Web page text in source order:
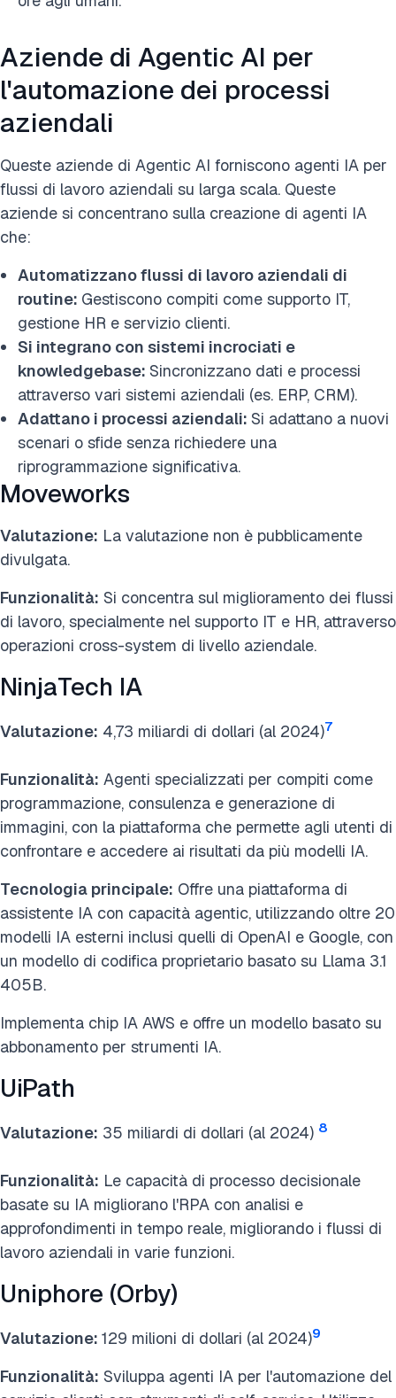
Aziende di Agentic AI per
l'automazione dei processi
aziendali
Queste aziende di Agentic AI forniscono agenti IA per
flussi di lavoro aziendali su larga scala. Queste
aziende si concentrano sulla creazione di agenti IA
che:
Automatizzano flussi di lavoro aziendali di
routine: Gestiscono compiti come supporto IT,
gestione HR e servizio clienti.
Si integrano con sistemi incrociati e
knowledgebase: Sincronizzano dati e processi
attraverso vari sistemi aziendali (es. ERP, CRM).
Adattano i processi aziendali: Si adattano a nuovi
scenari o sfide senza richiedere una
riprogrammazione significativa.
Moveworks
Valutazione: La valutazione non è pubblicamente
divulgata.
Funzionalità: Si concentra sul miglioramento dei flussi
di lavoro, specialmente nel supporto IT e HR, attraverso
operazioni cross-system di livello aziendale.
NinjaTech IA
Valutazione: 4,73 miliardi di dollari (al 2024)7
Funzionalità: Agenti specializzati per compiti come
programmazione, consulenza e generazione di
immagini, con la piattaforma che permette agli utenti di
confrontare e accedere ai risultati da più modelli IA.
Tecnologia principale: Offre una piattaforma di
assistente IA con capacità agentic, utilizzando oltre 20
modelli IA esterni inclusi quelli di OpenAI e Google, con
un modello di codifica proprietario basato su Llama 3.1
405B.
Implementa chip IA AWS e offre un modello basato su
abbonamento per strumenti IA.
UiPath
Valutazione: 35 miliardi di dollari (al 2024) 8
Funzionalità: Le capacità di processo decisionale
basate su IA migliorano l'RPA con analisi e
approfondimenti in tempo reale, migliorando i flussi di
lavoro aziendali in varie funzioni.
Uniphore (Orby)
Valutazione: 129 milioni di dollari (al 2024)9
Funzionalità: Sviluppa agenti IA per l'automazione del